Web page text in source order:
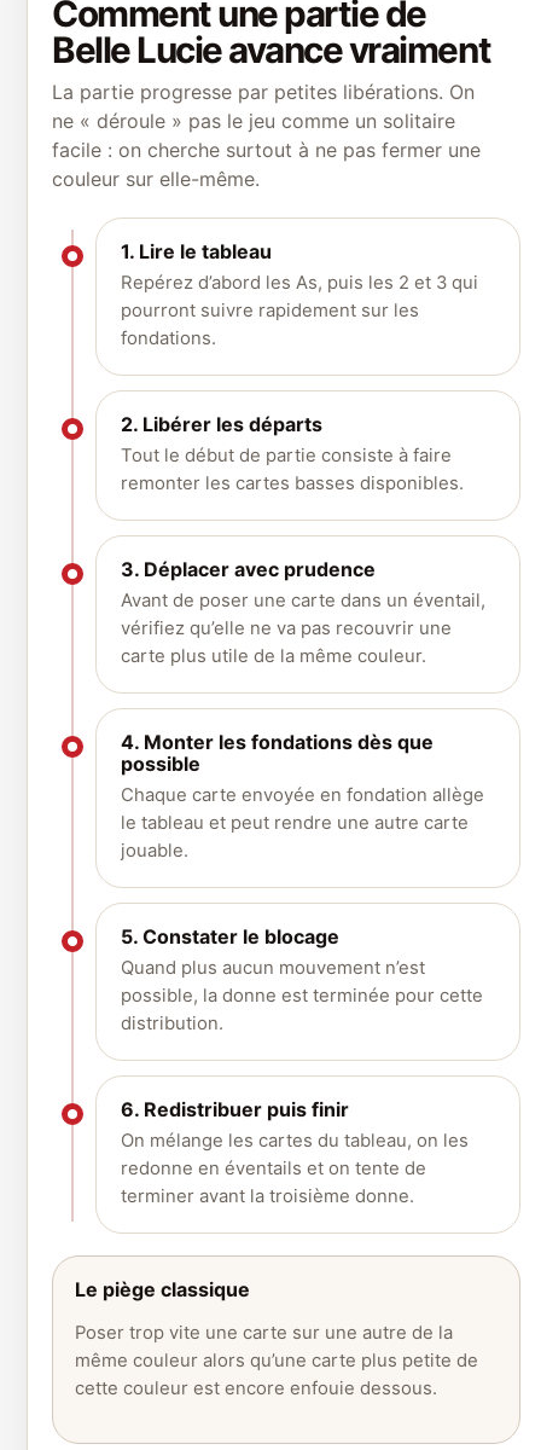
Comment une partie de
Belle Lucie avance vraiment
La partie progresse par petites libérations. On
ne « déroule » pas le jeu comme un solitaire
facile : on cherche surtout à ne pas fermer une
couleur sur elle-même.
1. Lire le tableau
Repérez d’abord les As, puis les 2 et 3 qui
pourront suivre rapidement sur les
fondations.
2. Libérer les départs
Tout le début de partie consiste à faire
remonter les cartes basses disponibles.
3. Déplacer avec prudence
Avant de poser une carte dans un éventail,
vérifiez qu’elle ne va pas recouvrir une
carte plus utile de la même couleur.
4. Monter les fondations dès que
possible
Chaque carte envoyée en fondation allège
le tableau et peut rendre une autre carte
jouable.
5. Constater le blocage
Quand plus aucun mouvement n’est
possible, la donne est terminée pour cette
distribution.
6. Redistribuer puis finir
On mélange les cartes du tableau, on les
redonne en éventails et on tente de
terminer avant la troisième donne.
Le piège classique
Poser trop vite une carte sur une autre de la
même couleur alors qu’une carte plus petite de
cette couleur est encore enfouie dessous.